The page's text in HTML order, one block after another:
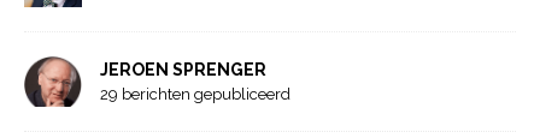
JEROEN SPRENGER
29 berichten gepubliceerd